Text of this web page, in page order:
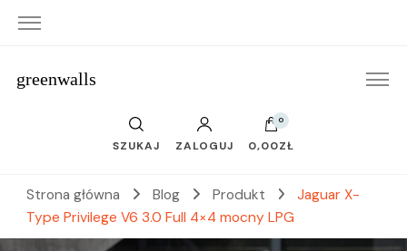
greenwalls
SZUKAJ ZALOGUJ
0
0,00ZŁ
Strona główna Blog Produkt
Jaguar X-
Type Privilege V6 3.0 Full 4×4 mocny LPG